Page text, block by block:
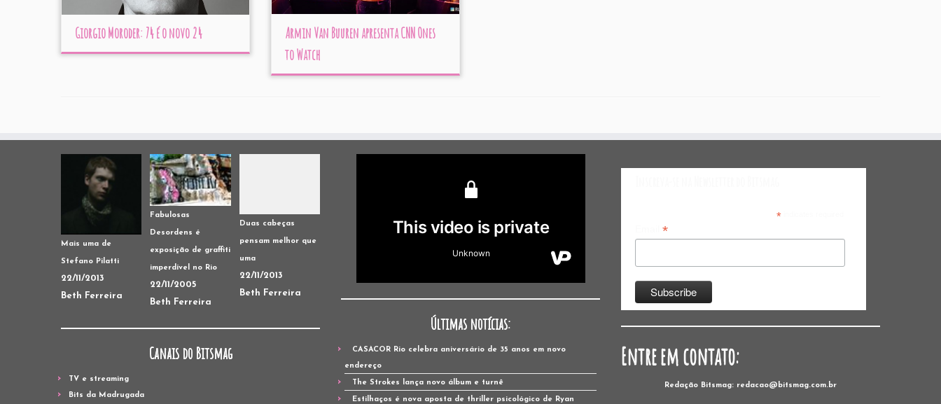
Giorgio Moroder: 74 é o novo 24
Armin Van Buuren apresenta CNN Ones
to Watch
Mais uma de
Stefano Pilatti
22/11/2013
Beth Ferreira
Fabulosas
Desordens é
exposição de graffiti
imperdível no Rio
22/11/2005
Beth Ferreira
Duas cabeças
pensam melhor que
uma
22/11/2013
Beth Ferreira
Canais do Bitsmag
TV e streaming
Bits da Madrugada
Últimas notícias:
CASACOR Rio celebra aniversário de 35 anos em novo
endereço
The Strokes lança novo álbum e turnê
Estilhaços é nova aposta de thriller psicológico de Ryan
*indicates required
*
Entre em contato:
Redação Bitsmag: redacao@bitsmag.com.br